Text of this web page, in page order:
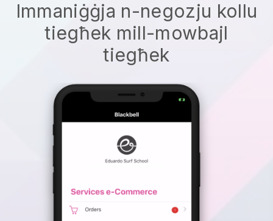
Immaniġġja n-negozju kollu
tiegħek mill-mowbajl
tiegħek